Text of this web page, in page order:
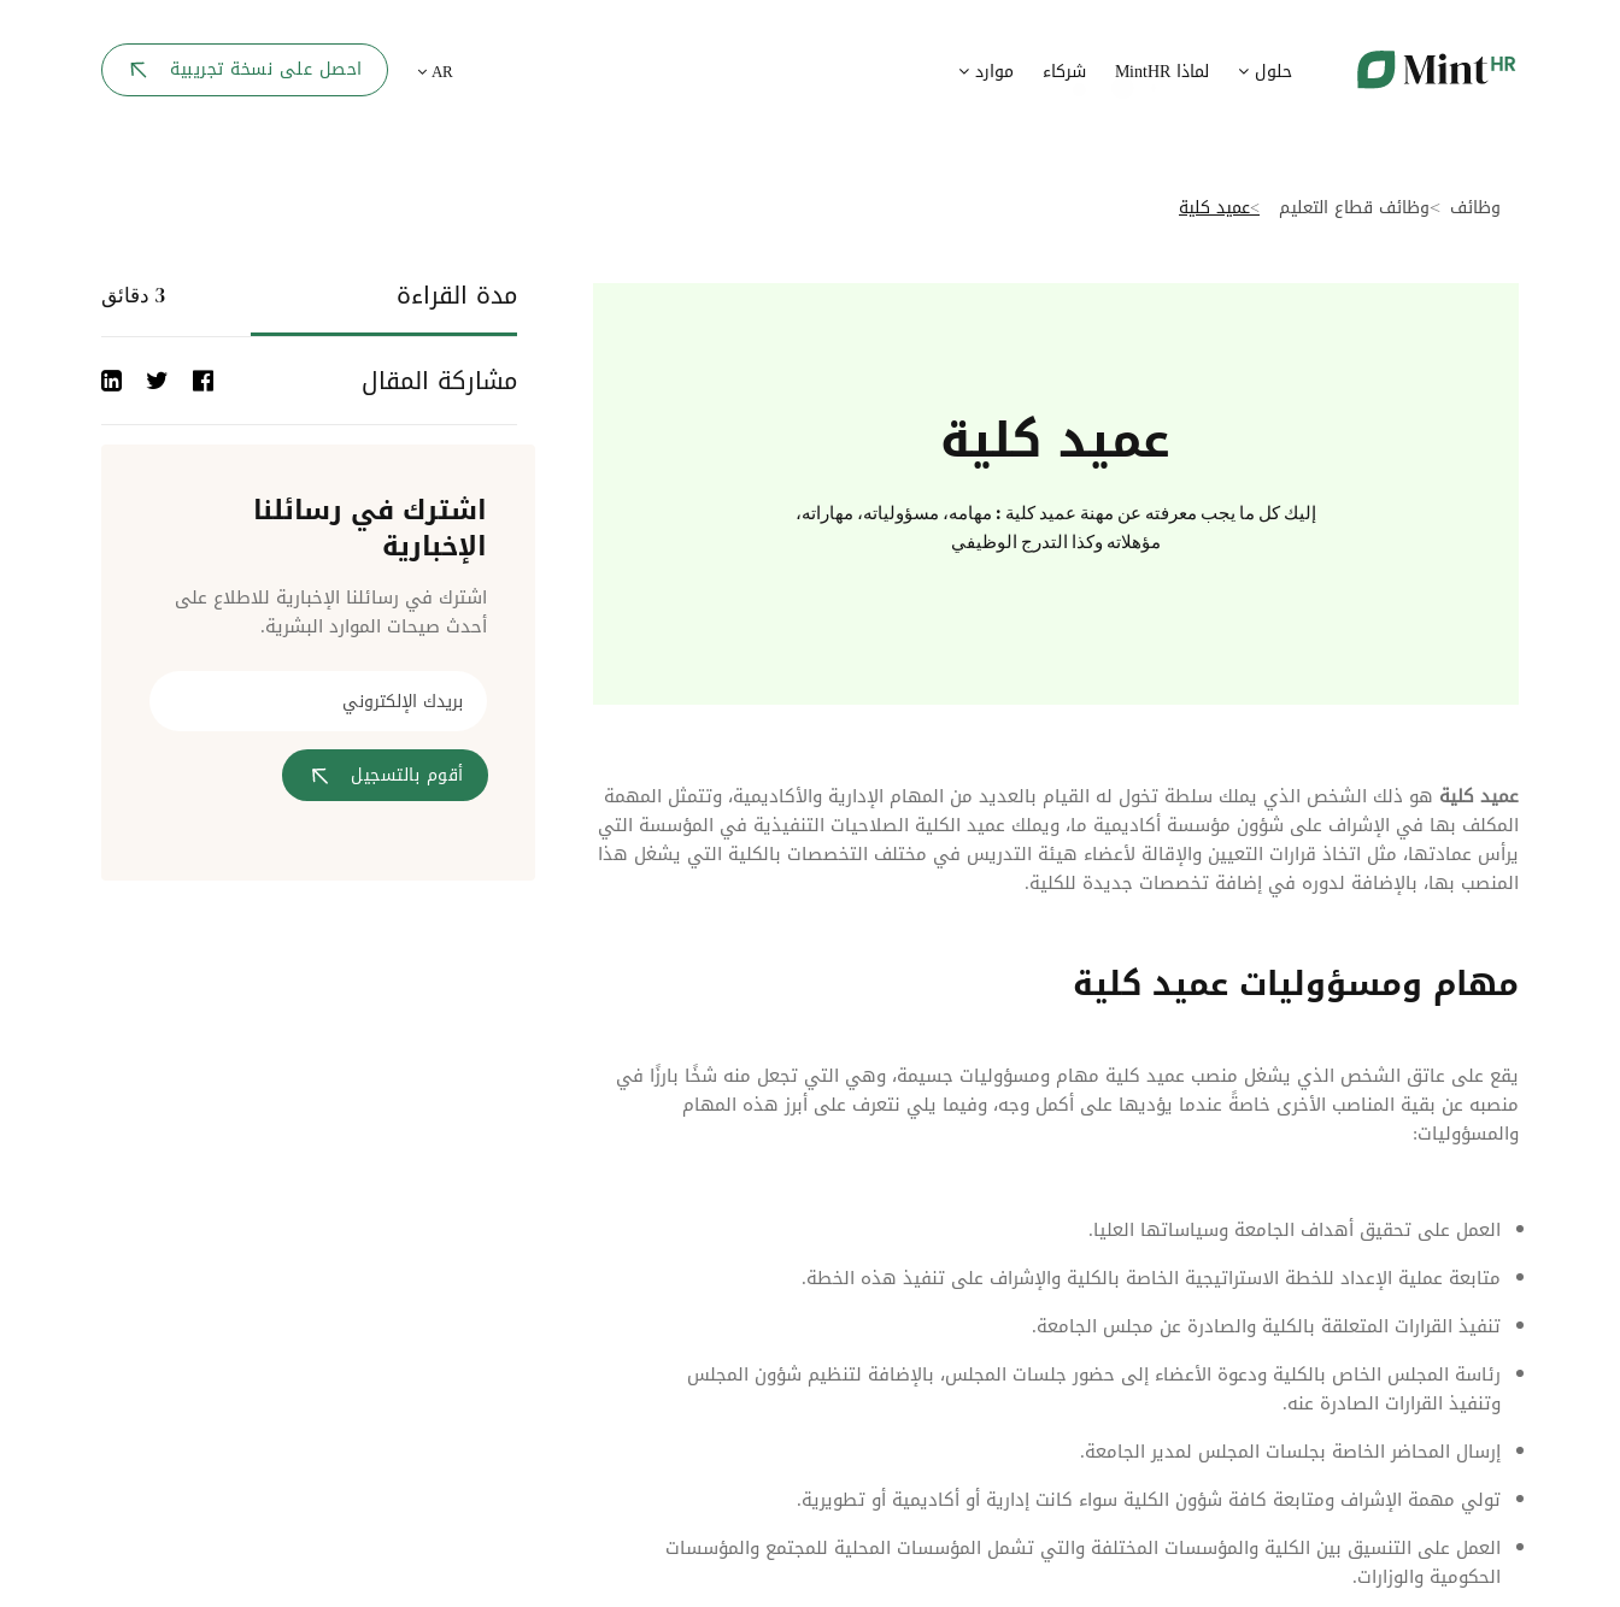
حلول لماذا MintHR شركاء موارد AR احصل على نسخة تجريبية
وظائف وظائف قطاع التعليم عميد كلية
عميد كلية
إليك كل ما يجب معرفته عن مهنة عميد كلية : مهامه، مسؤولياته، مهاراته،
مؤهلاته وكذا التدرج الوظيفي
عميد كلية هو ذلك الشخص الذي يملك سلطة تخول له القيام بالعديد من المهام الإدارية والأكاديمية، وتتمثل المهمة
المكلف بها في الإشراف على شؤون مؤسسة أكاديمية ما، ويملك عميد الكلية الصلاحيات التنفيذية في المؤسسة التي
يرأس عمادتها، مثل اتخاذ قرارات التعيين والإقالة لأعضاء هيئة التدريس في مختلف التخصصات بالكلية التي يشغل هذا
المنصب بها، بالإضافة لدوره في إضافة تخصصات جديدة للكلية.
مهام ومسؤوليات عميد كلية
يقع على عاتق الشخص الذي يشغل منصب عميد كلية مهام ومسؤوليات جسيمة، وهي التي تجعل منه شخًا بارزًا في
منصبه عن بقية المناصب الأخرى خاصةً عندما يؤديها على أكمل وجه، وفيما يلي نتعرف على أبرز هذه المهام
والمسؤوليات:
العمل على تحقيق أهداف الجامعة وسياساتها العليا.
متابعة عملية الإعداد للخطة الاستراتيجية الخاصة بالكلية والإشراف على تنفيذ هذه الخطة.
تنفيذ القرارات المتعلقة بالكلية والصادرة عن مجلس الجامعة.
رئاسة المجلس الخاص بالكلية ودعوة الأعضاء إلى حضور جلسات المجلس، بالإضافة لتنظيم شؤون المجلس
وتنفيذ القرارات الصادرة عنه.
إرسال المحاضر الخاصة بجلسات المجلس لمدير الجامعة.
تولي مهمة الإشراف ومتابعة كافة شؤون الكلية سواء كانت إدارية أو أكاديمية أو تطويرية.
العمل على التنسيق بين الكلية والمؤسسات المختلفة والتي تشمل المؤسسات المحلية للمجتمع والمؤسسات
الحكومية والوزارات.
مدة القراءة 3 دقائق
مشاركة المقال
اشترك في رسائلنا
الإخبارية
اشترك في رسائلنا الإخبارية للاطلاع على
أحدث صيحات الموارد البشرية.
أقوم بالتسجيل
بيانات الموارد البشرية ممركزة في بوابة واحدة قم برقمنة عملية التوظيف الخاصة بك
أحداث الشركة
مراقبة الدخول